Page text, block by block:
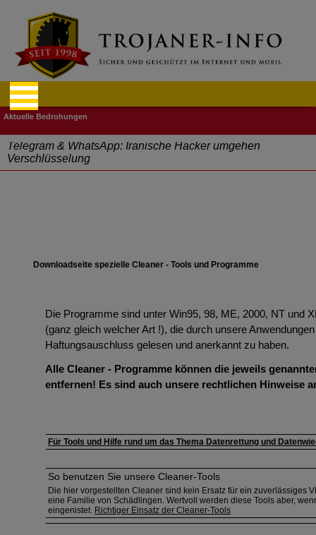
Telegram & WhatsApp: Iranische Hacker umgehen
Verschlüsselung
Massive Sicherheitslücken durch Mitarbeiter im Home Office
Corona-Warn-Apps im Fokus
Betriebssystem von Windows und im Internet Explorer
Malware Trends 2020: Ransomware, Datendiebstahl an
Universitäten und Banking Trojaner sind im Umlauf
Downloadseite spezielle Cleaner - Tools und Programme
Die Programme sind unter Win95, 98, ME, 2000, NT und
(ganz gleich welcher Art !), die durch unsere
Haftungsauschluss gelesen und anerkannt zu haben.
Alle Cleaner - Programme können die jeweils
entfernen! Es sind auch unsere rechtlichen Hinweise
Für Tools und Hilfe rund um das Thema Datenrettung und
So benutzen Sie unsere Cleaner-Tools
Die hier vorgestellten Cleaner sind kein Ersatz für ein zuverlässiges
eine Familie von Schädlingen. Wertvoll werden diese Tools aber,
eingenistet. Richtiger Einsatz der Cleaner-Tools